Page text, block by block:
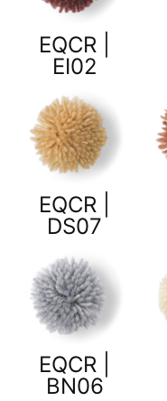
EQCR |
EI02
EQCR |
DS07
EQCR |
BN06